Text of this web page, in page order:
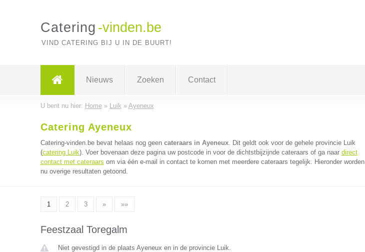
Catering -vinden.be
VIND CATERING BIJ U IN DE BUURT!
Nieuws Zoeken Contact
U bent nu hier: Home» Luik » Ayeneux
Catering Ayeneux
Catering-vinden.be bevat helaas nog geen cateraars in Ayeneux. Dit geldt ook voor de gehele provincie Luik
(catering Luik). Voer bovenaan deze pagina uw postcode in voor de dichtstbijzijnde cateraars of ga naar direct
contact met cateraars om via één e-mail in contact te komen met meerdere cateraars tegelijk. Hieronder worden
nu overige resultaten getoond.
1 2 3 » »»
Feestzaal Toregalm
Niet gevestigd in de plaats Ayeneux en in de provincie Luik.